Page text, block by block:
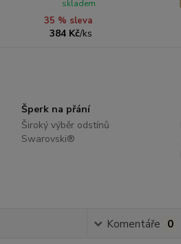
35 % sleva
384 Kč/ks
skladem
Šperk na přání
Široký výběr odstínů
Swarovski®
Komentáře 0